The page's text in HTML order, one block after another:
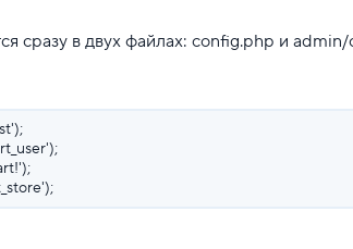
сразу в двух файлах: config.php и